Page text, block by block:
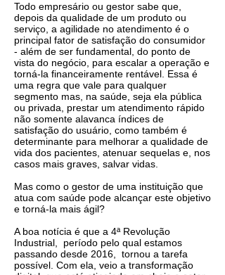
Todo‌ ‌empresário‌ ‌ou gestor sabe‌ ‌que,‌
‌depois‌ ‌da‌ ‌qualidade de um produto ou
serviço,‌ ‌a‌ ‌agilidade‌ ‌no‌‌ atendimento‌ ‌é‌ ‌o‌
‌principal‌ ‌fator‌ ‌de‌ ‌satisfação‌ ‌do‌ ‌consumidor
- ‌além‌ ‌de‌ ‌ser‌ ‌fundamental‌, ‌do‌ ‌ponto‌ ‌de‌‌
vista‌ ‌do‌ ‌negócio,‌ para‌ ‌escalar‌ ‌a‌ ‌operação‌ ‌e‌
‌torná-la‌ ‌financeiramente‌ ‌rentável.‌ ‌Essa é
uma regra que vale para ‌qualquer‌
‌segmento‌ ‌mas,‌ ‌na‌ ‌saúde,‌ ‌seja‌ ‌ela‌ ‌pública‌
‌ou‌ ‌privada,‌ ‌prestar‌ ‌um‌ ‌atendimento‌ rápido‌
‌não‌ ‌somente‌ ‌alavanca‌ ‌índices‌ ‌de‌
‌satisfação‌ ‌do‌ ‌usuário,‌ ‌como‌ ‌também‌ ‌é‌
‌determinante‌ ‌para‌‌ melhorar‌ ‌a‌ ‌qualidade‌ ‌de‌
‌vida‌ ‌dos‌ ‌pacientes, atenuar ‌sequelas‌ ‌e‌, nos
casos mais graves, ‌salvar‌ ‌vidas.‌
Mas‌ ‌como‌ ‌o‌ ‌gestor‌ ‌de‌ ‌uma‌ ‌instituição‌ ‌que‌
‌atua‌ ‌com‌ ‌saúde‌ ‌pode‌ ‌alcançar‌ ‌este‌ ‌objetivo
e torná-la mais ágil?‌
‌A‌ ‌boa‌ ‌notícia‌ ‌é‌ ‌que‌ ‌a‌ ‌4ª‌ ‌Revolução‌
‌Industrial, ‌ ‌período‌ ‌pelo‌ ‌qual‌ ‌estamos‌
‌passando‌ ‌desde‌ ‌2016, ‌ ‌tornou‌ a tarefa
possível. ‌Com ela, veio a‌ ‌transformação‌